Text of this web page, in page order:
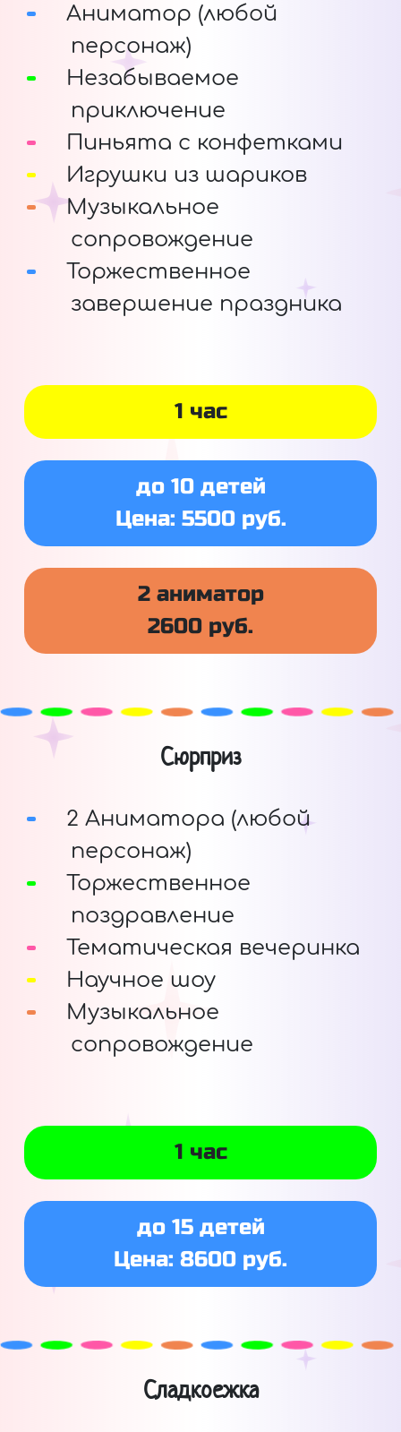
Аниматор (любой
персонаж)
Незабываемое
приключение
Пиньята с конфетками
Игрушки из шариков
Музыкальное
сопровождение
Торжественное
завершение праздника
1 час
до 10 детей
Цена: 5500 руб.
2 аниматор
2600 руб.
Сюрприз
2 Аниматора (любой
персонаж)
Торжественное
поздравление
Тематическая вечеринка
Научное шоу
Музыкальное
сопровождение
1 час
до 15 детей
Цена: 8600 руб.
Сладкоежка